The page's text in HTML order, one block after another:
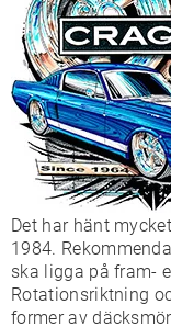
Det har hänt
1984.
ska ligga på fram-
Rotationsriktning
former av